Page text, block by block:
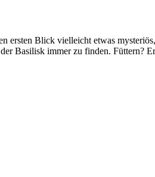
ersten Blick vielleicht etwas
Basilisk immer zu finden. Füttern?